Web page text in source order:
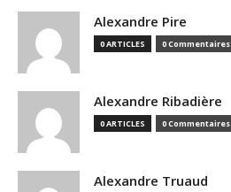
Alexandre Pire
0 ARTICLES 0 Commentaires
Alexandre Ribadière
0 ARTICLES 0 Commentaires
Alexandre Truaud